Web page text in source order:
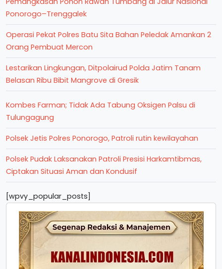
Ponorogo–Trenggalek
Operasi Pekat Polres Batu Sita Bahan Peledak Amankan 2
Orang Pembuat Mercon
Lestarikan Lingkungan, Ditpolairud Polda Jatim Tanam
Belasan Ribu Bibit Mangrove di Gresik
Kombes Farman; Tidak Ada Tabung Oksigen Palsu di
Tulungagung
Polsek Jetis Polres Ponorogo, Patroli rutin kewilayahan
Polsek Pudak Laksanakan Patroli Presisi Harkamtibmas,
Ciptakan Situasi Aman dan Kondusif
[wpvy_popular_posts]